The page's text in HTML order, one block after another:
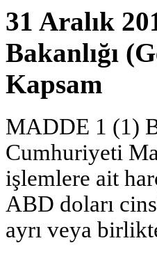
31 Aralık
Bakanlığı
Kapsam
MADDE 1 (1)
Cumhuriyeti
işlemlere ait
ABD doları
ayrı veya